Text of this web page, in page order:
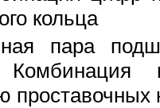
кольца
пара
проставочных